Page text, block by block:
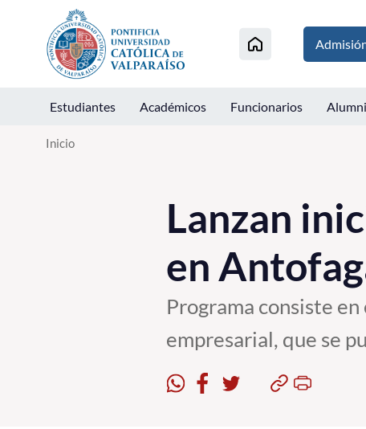
Click acá para ir directamente al contenido
Estudiantes Académicos Funcionarios Alumni
Inicio
Lanzan
en
Programa consiste
empresarial, que se